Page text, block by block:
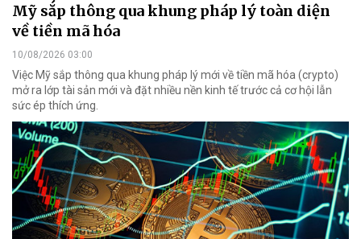
Mỹ sắp thông qua khung pháp lý toàn diện
về tiền mã hóa
10/08/2026 03:00
Việc Mỹ sắp thông qua khung pháp lý mới về tiền mã hóa (crypto)
mở ra lớp tài sản mới và đặt nhiều nền kinh tế trước cả cơ hội lẫn
sức ép thích ứng.